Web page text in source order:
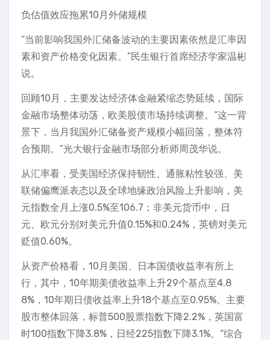
负估值效应拖累10月外储规模
“当前影响我国外汇储备波动的主要因素依然是汇率因
素和资产价格变化因素。”民生银行首席经济学家温彬
说。
回顾10月，主要发达经济体金融紧缩态势延续，国际
金融市场整体动荡，欧美股债市场持续调整。“这一背
景下，当月我国外汇储备资产规模小幅回落，整体符
合预期。”光大银行金融市场部分析师周茂华说。
从汇率看，受美国经济保持韧性、通胀粘性较强、美
联储偏鹰派表态以及全球地缘政治风险上升影响，美
元指数全月上涨0.5%至106.7；非美元货币中，日
元、欧元分别对美元升值0.15%和0.24%，英镑对美元
贬值0.60%。
从资产价格看，10月美国、日本国债收益率有所上
行，其中，10年期美债收益率上升29个基点至4.8
8%，10年期日债收益率上升18个基点至0.95%。主要
股市整体回落，标普500股票指数下降2.2%，英国富
时100指数下降3.8%，日经225指数下降3.1%。“综合